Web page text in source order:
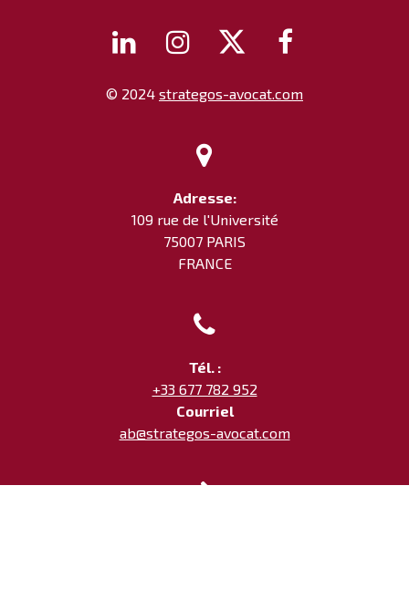
   
© 2024 strategos-avocat.com

Adresse:
109 rue de l'Université
75007 PARIS
FRANCE

Tél. :
+33 677 782 952
Courriel
ab@strategos-avocat.com
